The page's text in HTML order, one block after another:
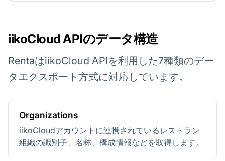
iikoCloud APIのデータ構造
RentaはiikoCloud APIを利用した7種類のデー
タエクスポート方式に対応しています。
Organizations
iikoCloudアカウントに連携されているレストラン
組織の識別子、名称、構成情報などを取得します。